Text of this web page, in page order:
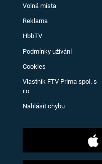
Volná místa
Reklama
HbbTV
Podmínky užívání
Cookies
Vlastník FTV Prima spol. s
r.o.
Nahlásit chybu